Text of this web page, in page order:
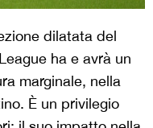
dilatata del
ha e avrà un
marginale, nella
È un privilegio